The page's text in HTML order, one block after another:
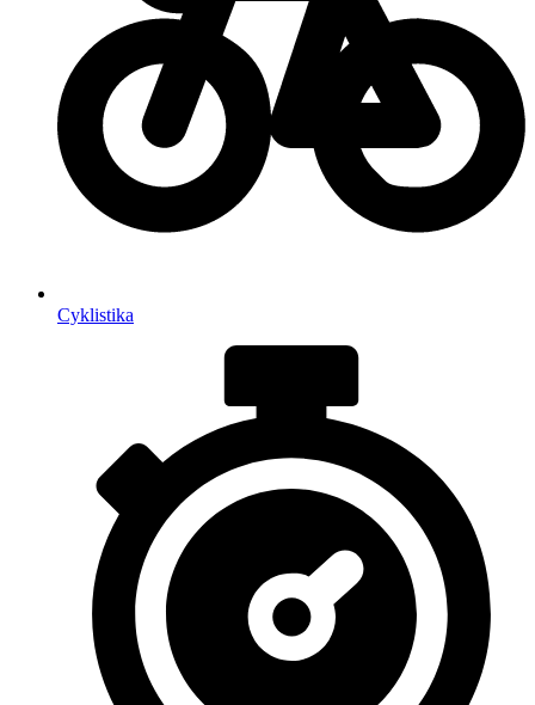
Cyklistika